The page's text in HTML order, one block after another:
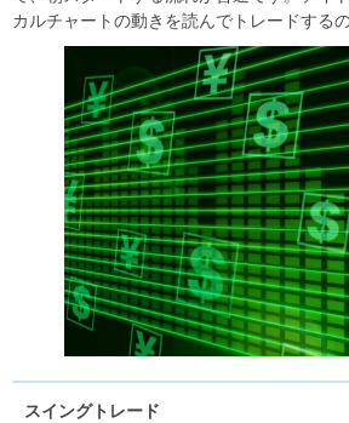
カルチャートの動きを読んでトレードする
スイングトレード